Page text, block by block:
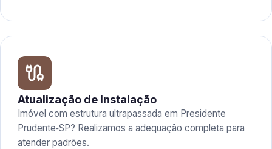
Atualização de Instalação
Imóvel com estrutura ultrapassada em Presidente
Prudente‑SP? Realizamos a adequação completa para
atender padrões.